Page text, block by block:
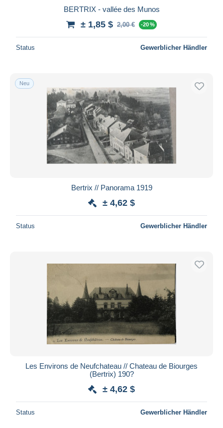
BERTRIX - vallée des Munos
± 1,85 $ 2,00 € -20 %
Status Gewerblicher Händler
Neu
Bertrix // Panorama 1919
± 4,62 $
Status Gewerblicher Händler
Les Environs de Neufchateau // Chateau de Biourges
(Bertrix) 190?
± 4,62 $
Status Gewerblicher Händler